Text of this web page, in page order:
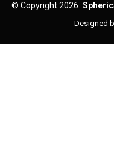
© Copyright 2026
Designed